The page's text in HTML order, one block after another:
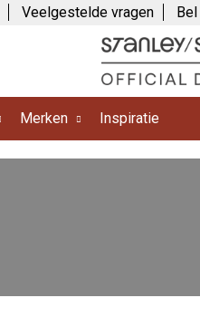
Veelgestelde vragen
Merken Inspiratie